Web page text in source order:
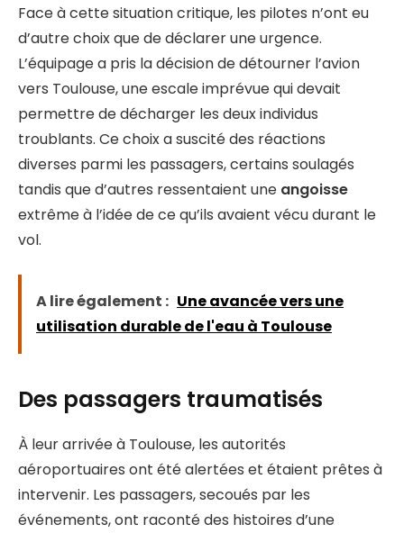
Face à cette situation critique, les pilotes n’ont eu
d’autre choix que de déclarer une urgence.
L’équipage a pris la décision de détourner l’avion
vers Toulouse, une escale imprévue qui devait
permettre de décharger les deux individus
troublants. Ce choix a suscité des réactions
diverses parmi les passagers, certains soulagés
tandis que d’autres ressentaient une angoisse
extrême à l’idée de ce qu’ils avaient vécu durant le
vol.
A lire également : Une avancée vers une
utilisation durable de l'eau à Toulouse
Des passagers traumatisés
À leur arrivée à Toulouse, les autorités
aéroportuaires ont été alertées et étaient prêtes à
intervenir. Les passagers, secoués par les
événements, ont raconté des histoires d’une